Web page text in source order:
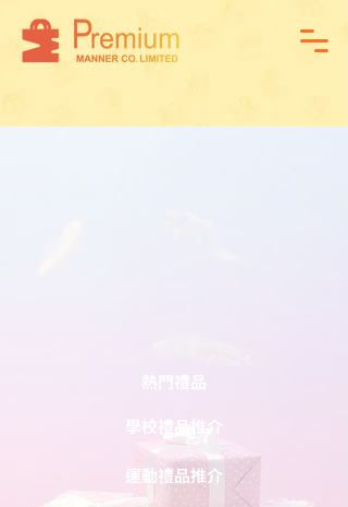
熱門禮品
學校禮品推介
運動禮品推介